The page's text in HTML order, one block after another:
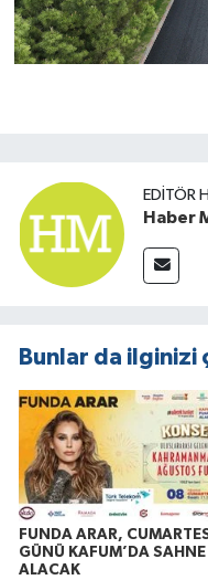
EDITÖR
Haber
Bunlar da ilginizi
FUNDA ARAR,
GÜNÜ KAFUM’DA SAHNE
ALACAK